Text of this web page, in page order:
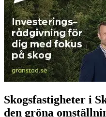
Skogsfastigheter i
den gröna